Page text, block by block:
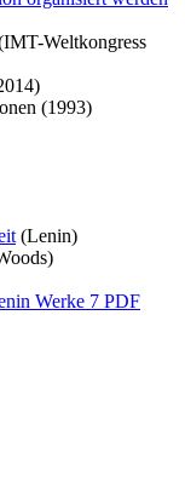
Weltkongress
(1993)
(Lenin)
Werke 7 PDF